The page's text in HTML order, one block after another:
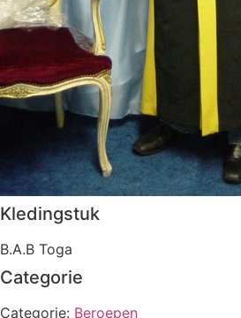
Kledingstuk
B.A.B Toga
Categorie
Categorie: Beroepen